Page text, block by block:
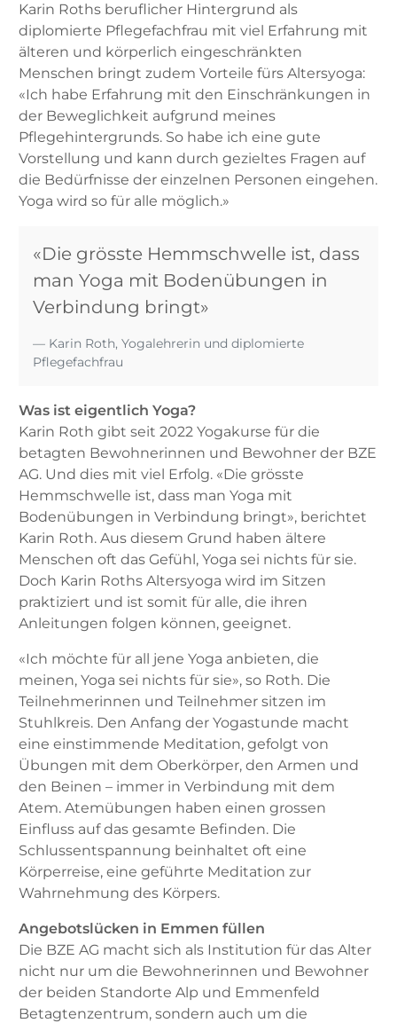
Karin Roths beruflicher Hintergrund als
diplomierte Pflegefachfrau mit viel Erfahrung mit
älteren und körperlich eingeschränkten
Menschen bringt zudem Vorteile fürs Altersyoga:
«Ich habe Erfahrung mit den Einschränkungen in
der Beweglichkeit aufgrund meines
Pflegehintergrunds. So habe ich eine gute
Vorstellung und kann durch gezieltes Fragen auf
die Bedürfnisse der einzelnen Personen eingehen.
Yoga wird so für alle möglich.»
«Die grösste Hemmschwelle ist, dass
man Yoga mit Bodenübungen in
Verbindung bringt»
Karin Roth, Yoga­lehrerin und diplomierte
Pflegefachfrau
Was ist eigentlich Yoga?
Karin Roth gibt seit 2022 Yogakurse für die
betagten Bewohnerinnen und Bewohner der BZE
AG. Und dies mit viel Erfolg. «Die grösste
Hemmschwelle ist, dass man Yoga mit
Bodenübungen in Verbindung bringt», berichtet
Karin Roth. Aus diesem Grund haben ältere
Menschen oft das Gefühl, Yoga sei nichts für sie.
Doch Karin Roths Altersyoga wird im Sitzen
praktiziert und ist somit für alle, die ihren
Anleitungen folgen können, geeignet.
«Ich möchte für all jene Yoga anbieten, die
meinen, Yoga sei nichts für sie», so Roth. Die
Teilnehmerinnen und Teilnehmer sitzen im
Stuhlkreis. Den Anfang der Yogastunde macht
eine einstimmende Meditation, gefolgt von
Übungen mit dem Oberkörper, den Armen und
den Beinen – immer in Verbindung mit dem
Atem. Atemübungen haben einen grossen
Einfluss auf das gesamte Befinden. Die
Schlussentspannung beinhaltet oft eine
Körperreise, eine geführte Meditation zur
Wahrnehmung des Körpers.
Angebotslücken in Emmen füllen
Die BZE AG macht sich als Institution für das Alter
nicht nur um die Bewohnerinnen und Bewohner
der beiden Standorte Alp und Emmenfeld
Betagtenzentrum, sondern auch um die